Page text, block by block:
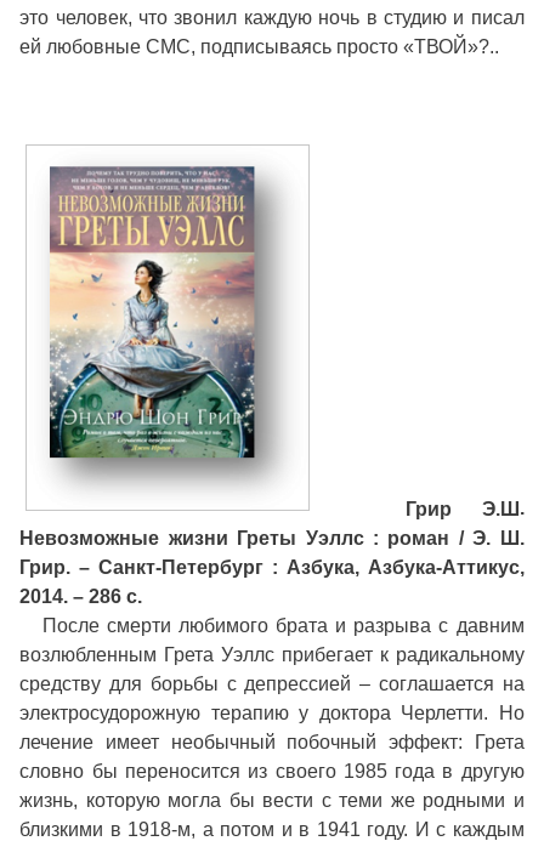
это человек, что звонил каждую ночь в студию и писал
ей любовные СМС, подписываясь просто «ТВОЙ»?..
Грир Э.Ш .
Невозможные жизни Греты Уэллс : роман / Э. Ш.
Грир. – Санкт-Петербург : Азбука, Азбука-Аттикус,
2014. – 286 с.
После смерти любимого брата и разрыва с давним
возлюбленным Грета Уэллс прибегает к радикальному
средству для борьбы с депрессией – соглашается на
электросудорожную терапию у доктора Черлетти. Но
лечение имеет необычный побочный эффект: Грета
словно бы переносится из своего 1985 года в другую
жизнь, которую могла бы вести с теми же родными и
близкими в 1918-м, а потом и в 1941 году. И с каждым